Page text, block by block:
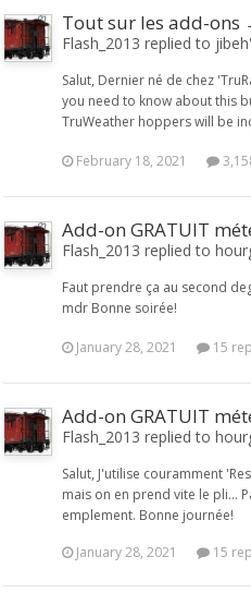
Tout sur les add-ons
Flash_2013 replied to
Salut, Dernier né de chez
you need to know about this
TruWeather hoppers will be
February 18, 2021
Add-on GRATUIT
Flash_2013 replied to
Faut prendre ça au second
mdr Bonne soirée!
January 28, 2021 15
Add-on GRATUIT
Flash_2013 replied to
Salut, J'utilise couramment
mais on en prend vite le pli...
emplement. Bonne journée!
January 28, 2021
15